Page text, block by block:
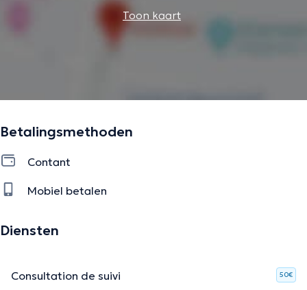
Toon kaart
Betalingsmethoden
Contant
Mobiel betalen
Diensten
Consultation de suivi 50€